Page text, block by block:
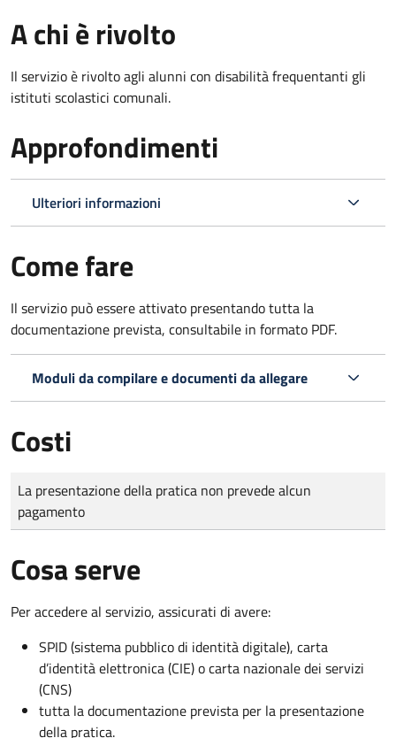
A chi è rivolto
Il servizio è rivolto agli alunni con disabilità frequentanti gli
istituti scolastici comunali.
Approfondimenti
Ulteriori informazioni
Come fare
Il servizio può essere attivato presentando tutta la
documentazione prevista, consultabile in formato PDF.
Moduli da compilare e documenti da allegare
Costi
Tipo di pagamento
Importo
La presentazione della pratica non prevede alcun
pagamento
Cosa serve
Per accedere al servizio, assicurati di avere:
SPID (sistema pubblico di identità digitale), carta
d’identità elettronica (CIE) o carta nazionale dei servizi
(CNS)
tutta la documentazione prevista per la presentazione
della pratica.